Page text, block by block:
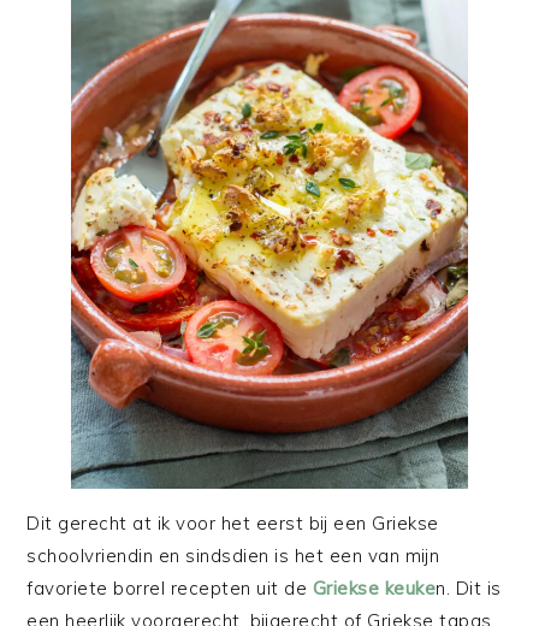
Dit gerecht at ik voor het eerst bij een Griekse
schoolvriendin en sindsdien is het een van mijn
favoriete borrel recepten uit de Griekse keuken. Dit is
een heerlijk voorgerecht, bijgerecht of Griekse tapas